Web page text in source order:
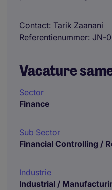
Contact Tarik Zaanani
Referentienummer JN-
Vacature
Sector
Finance
Sub Sector
Financial Controlling /
Industrie
Industrial /